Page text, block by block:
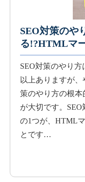
SEO対策のや
る!?HTMLマ
SEO対策のやり
以上ありますが
策のやり方の根
が大切です。
の1つが、HTML
とです…